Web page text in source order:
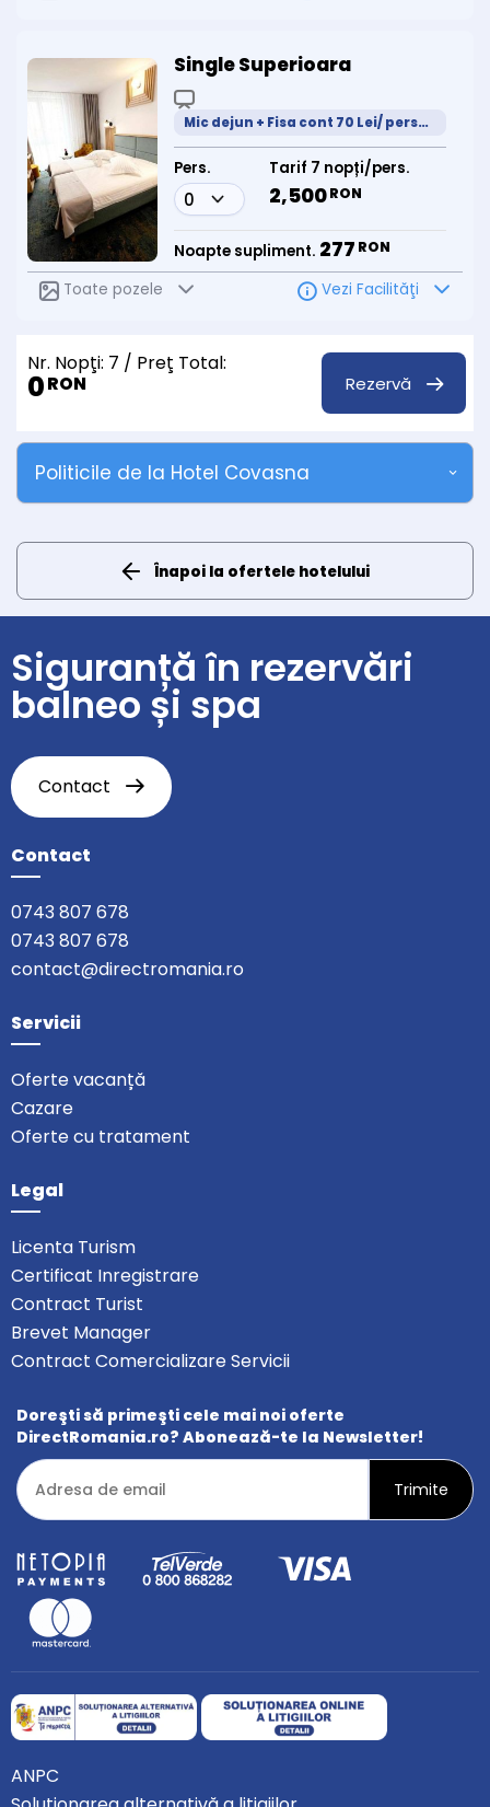
Single Superioara
Mic dejun + Fisa cont 70 Lei/ persoana /zi
Pers. Tarif 7 nopți/pers.
2,500RON
Noapte supliment. 277 RON
Toate pozele Vezi Facilităţi
Nr. Nopţi: 7 / Preţ Total:
0RON Rezervă
Politicile de la Hotel Covasna
Înapoi la ofertele hotelului
Siguranță în rezervări
balneo și spa
Contact
Contact
0743 807 678
0743 807 678
contact@directromania.ro
Servicii
Oferte vacanță
Cazare
Oferte cu tratament
Legal
Licenta Turism
Certificat Inregistrare
Contract Turist
Brevet Manager
Contract Comercializare Servicii
Doreşti să primeşti cele mai noi oferte
DirectRomania.ro? Abonează-te la Newsletter!
ANPC